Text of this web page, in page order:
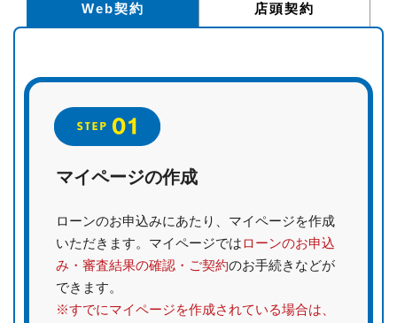
Web契約 店頭契約
マイページの作成
ローンのお申込みにあたり、マイページを作成
いただきます。マイページではローンのお申込
み・審査結果の確認・ご契約のお手続きなどが
できます。
※すでにマイページを作成されている場合は、